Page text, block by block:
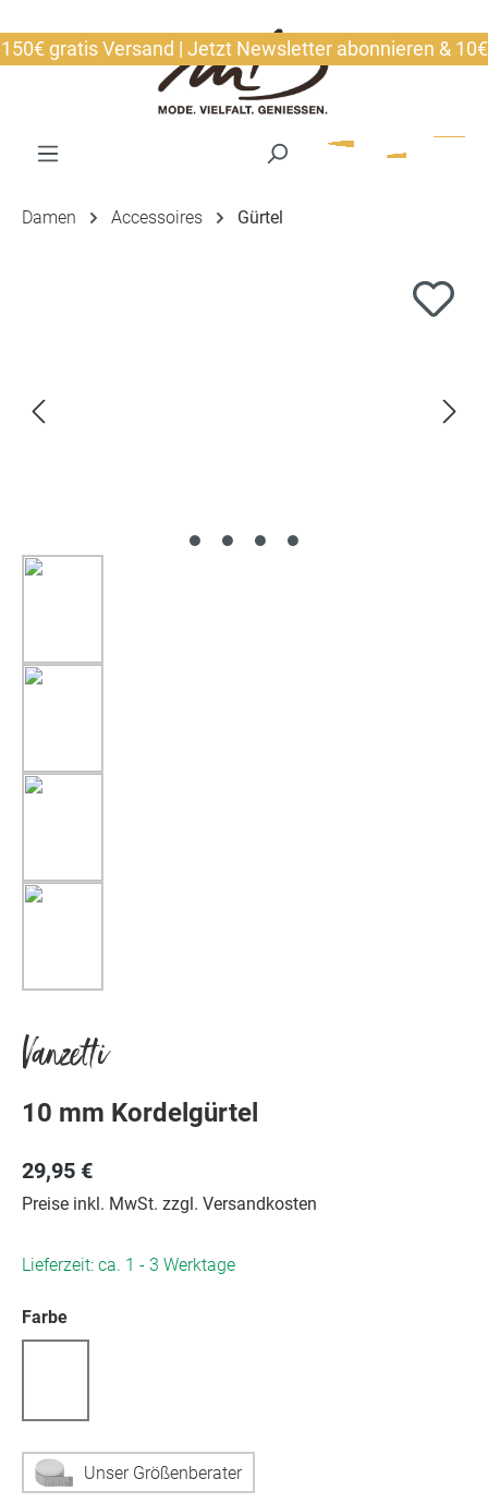
gratis Versand | Jetzt Newsletter abonnieren & 10€
Damen Accessoires Gürtel
Vanzetti
10 mm Kordelgürtel
29,95 €
Preise inkl. MwSt. zzgl. Versandkosten
Lieferzeit: ca. 1 - 3 Werktage
Farbeauswählen
Unser Größenberater